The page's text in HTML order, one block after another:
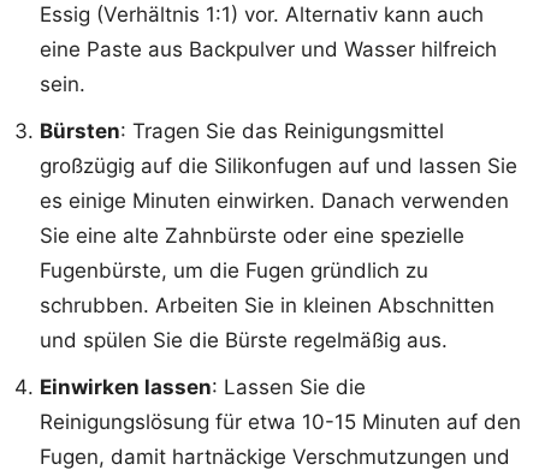
Essig (Verhältnis 1:1) vor. Alternativ kann auch
eine Paste aus Backpulver und Wasser hilfreich
sein.
Bürsten: Tragen Sie das Reinigungsmittel
großzügig auf die Silikonfugen auf und lassen Sie
es einige Minuten einwirken. Danach verwenden
Sie eine alte Zahnbürste oder eine spezielle
Fugenbürste, um die Fugen gründlich zu
schrubben. Arbeiten Sie in kleinen Abschnitten
und spülen Sie die Bürste regelmäßig aus.
Einwirken lassen: Lassen Sie die
Reinigungslösung für etwa 10-15 Minuten auf den
Fugen, damit hartnäckige Verschmutzungen und